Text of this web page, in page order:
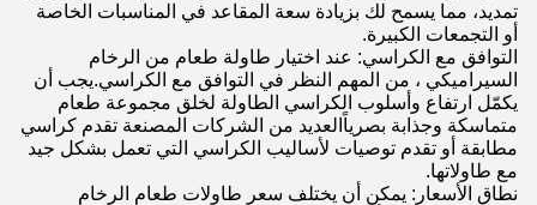
تمديد، مما يسمح لك بزيادة سعة المقاعد في المناسبات الخاصة
أو التجمعات الكبيرة.
التوافق مع الكراسي: عند اختيار طاولة طعام من الرخام
السيراميكي ، من المهم النظر في التوافق مع الكراسي.يجب أن
يكمّل ارتفاع وأسلوب الكراسي الطاولة لخلق مجموعة طعام
متماسكة وجذابة بصرياًالعديد من الشركات المصنعة تقدم كراسي
مطابقة أو تقدم توصيات لأساليب الكراسي التي تعمل بشكل جيد
مع طاولاتها.
نطاق الأسعار: يمكن أن يختلف سعر طاولات طعام الرخام